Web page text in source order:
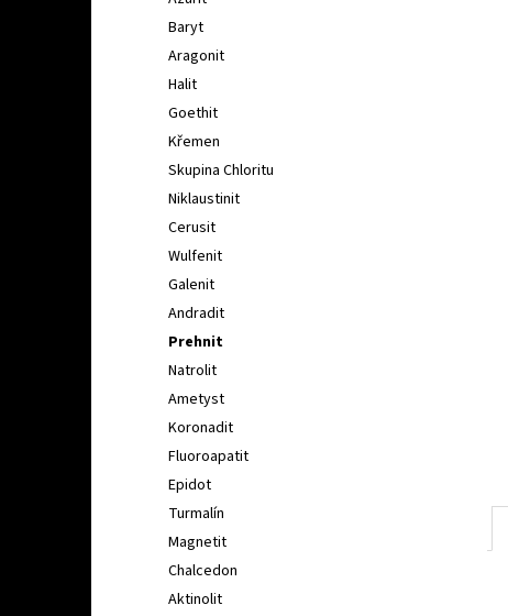
Baryt
Aragonit
Halit
Goethit
Křemen
Skupina Chloritu
Niklaustinit
Cerusit
Wulfenit
Galenit
Andradit
Prehnit
Natrolit
Ametyst
Koronadit
Fluoroapatit
Epidot
Turmalín
Magnetit
Chalcedon
Aktinolit